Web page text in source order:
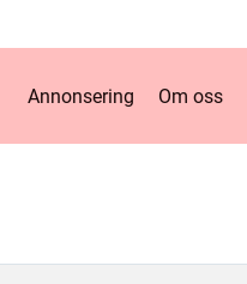
Annonsering Om oss